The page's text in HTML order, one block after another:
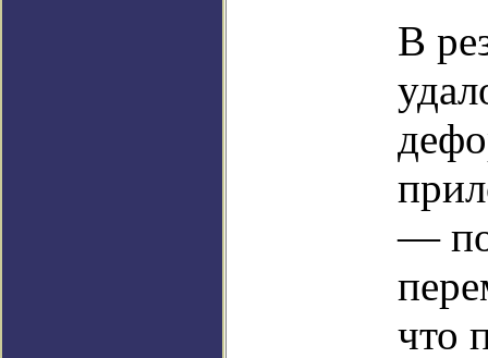
В
—
что